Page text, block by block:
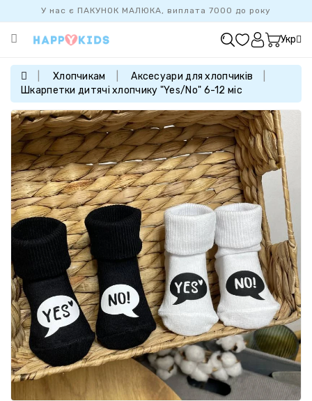
У нас є ПАКУНОК МАЛЮКА, виплата 7000 до року
Категорії
ПРОДАЖУ
БАЗОВА
КОЛЕКЦІЯ
ДІВЧАТКАМ
ХЛОПЧИКАМ
НОВОНАРОДЖЕНИМ
FAMILYLOOK
Укр
Хлопчикам
Аксесуари для хлопчиків
Шкарпетки дитячі хлопчику "Yes/No" 6-12 міс